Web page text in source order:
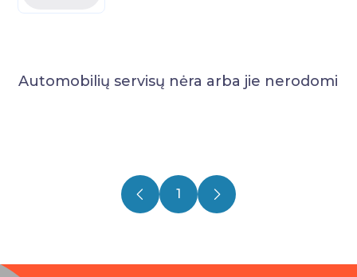
Automobilių servisų nėra arba jie nerodomi
1